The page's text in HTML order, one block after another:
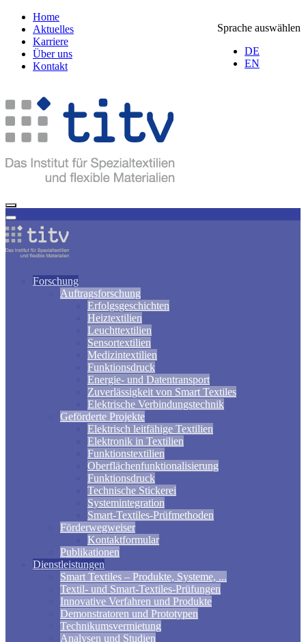
Sprache auswählen
DE
EN
Home
Aktuelles
Karriere
Über uns
Kontakt
Forschung
Auftragsforschung
Erfolgsgeschichten
Heiztextilien
Leuchttextilien
Sensortextilien
Medizintextilien
Funktionsdruck
Energie- und Datentransport
Zuverlässigkeit von Smart Textiles
Elektrische Verbindungstechnik
Geförderte Projekte
Elektrisch leitfähige Textilien
Elektronik in Textilien
Funktionstextilien
Oberflächenfunktionalisierung
Funktionsdruck
Technische Stickerei
Systemintegration
Smart-Textiles-Prüfmethoden
Förderwegweiser
Kontaktformular
Publikationen
Dienstleistungen
Smart Textiles – Produkte, Systeme, ...
Textil- und Smart-Textiles-Prüfungen
Innovative Verfahren und Produkte
Demonstratoren und Prototypen
Technikumsvermietung
Analysen und Studien